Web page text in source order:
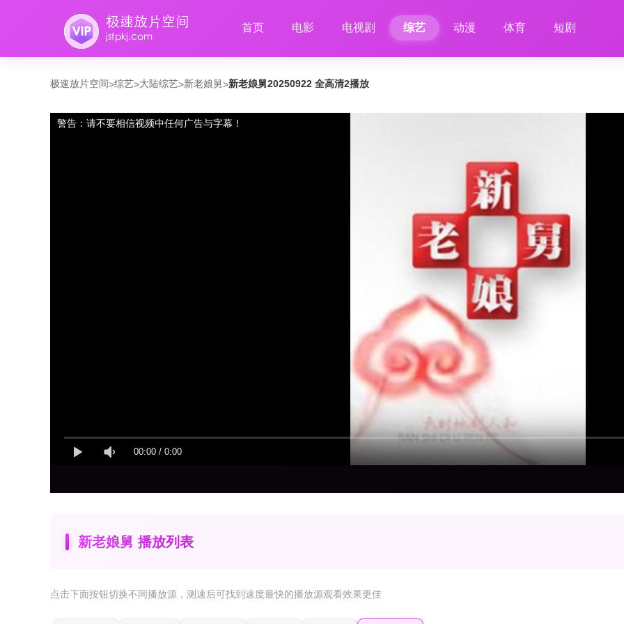
首页 电影 电视剧 综艺 动漫 体育 短剧
极速放片空间>综艺>大陆综艺>新老娘舅>新老娘舅20250922 全高清2播放
00:00 / 0:00
警告：请不要相信视频中任何广告与字幕！
新老娘舅 播放列表
点击下面按钮切换不同播放源 ，测速后可找到速度最快的播放源观看效果更佳